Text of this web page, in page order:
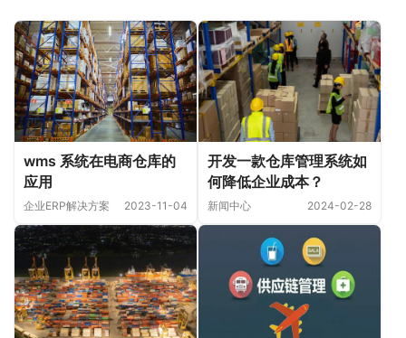
wms 系统在电商仓库的
应用
企业ERP解决方案 2023-11-04
开发一款仓库管理系统如
何降低企业成本？
新闻中心 2024-02-28